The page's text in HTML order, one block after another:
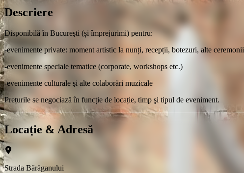
Descriere
Disponibilă în Bucureşti (și împrejurimi) pentru:
-evenimente private: moment artistic la nunți, recepții, botezuri, alte ceremonii
-evenimente speciale tematice (corporate, workshops etc.)
-evenimente culturale şi alte colaborări muzicale
Prețurile se negociază în funcție de locație, timp şi tipul de eveniment.
Locație & Adresă
Strada Bărăganului